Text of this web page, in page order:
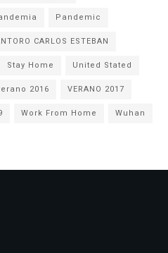
Pandemic
CARLOS ESTEBAN
Stay Home
United Stated
2016
VERANO 2017
Work From Home Wuhan